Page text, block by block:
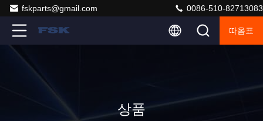
fskparts@gmail.com 0086-510-82713083
따옴표
상품